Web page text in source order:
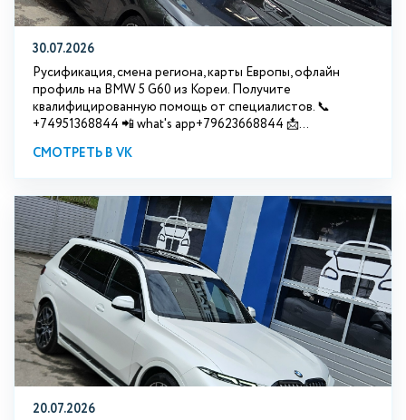
30.07.2026
Русификация, смена региона, карты Европы, офлайн
профиль на BMW 5 G60 из Кореи. Получите
квалифицированную помощь от специалистов. 📞
+74951368844 📲 what's app+79623668844 📩...
СМОТРЕТЬ В VK
20.07.2026